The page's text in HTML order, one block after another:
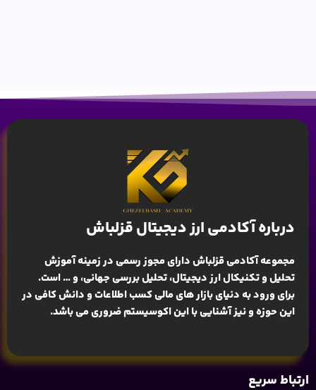
درباره آکادمی ارز دیجیتال قزلباش
مجموعه آکادمی قزلباش دارای مجوز رسمی در زمینهآموزش
تحلیل و تکنیکال ارز دیجیتال، تحلیل بررسی جهانی، و … است.
برای ورود به دنیای بازار های مالی کسب اطلاعات و دانش کافی در
این حوزه و نیز آشنایی با این اکوسیستم ضروری می باشد.
ارتباط سریع